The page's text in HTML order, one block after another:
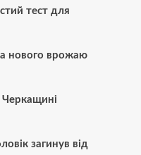
тест для
нового врожаю
загинув від